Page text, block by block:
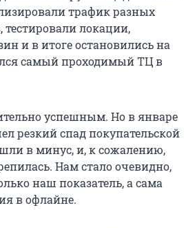
трафик разных
тестировали локации,
и в итоге остановились на
самый проходимый ТЦ в
успешным. Но в январе
резкий спад покупательской
в минус, и, к сожалению,
Нам стало очевидно,
наш показатель, а сама
в офлайне.